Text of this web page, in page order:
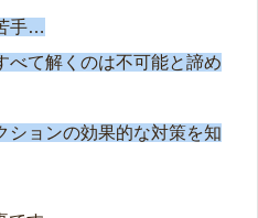
手…
べて解くのは不可能と諦め
ションの効果的な対策を知